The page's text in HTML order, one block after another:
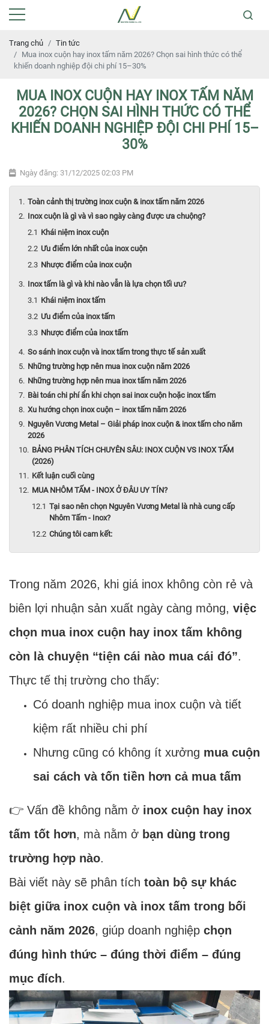
Trang chủ
Tin tức
Mua inox cuộn hay inox tấm năm 2026? Chọn sai hình thức có thể
khiến doanh nghiệp đội chi phí 15–30%
MUA INOX CUỘN HAY INOX TẤM NĂM
2026? CHỌN SAI HÌNH THỨC CÓ THỂ
KHIẾN DOANH NGHIỆP ĐỘI CHI PHÍ 15–
30%
Ngày đăng: 31/12/2025 02:03 PM
Toàn cảnh thị trường inox cuộn & inox tấm năm 2026
Inox cuộn là gì và vì sao ngày càng được ưa chuộng?
Khái niệm inox cuộn
Ưu điểm lớn nhất của inox cuộn
Nhược điểm của inox cuộn
Inox tấm là gì và khi nào vẫn là lựa chọn tối ưu?
Khái niệm inox tấm
Ưu điểm của inox tấm
Nhược điểm của inox tấm
So sánh inox cuộn và inox tấm trong thực tế sản xuất
Những trường hợp nên mua inox cuộn năm 2026
Những trường hợp nên mua inox tấm năm 2026
Bài toán chi phí ẩn khi chọn sai inox cuộn hoặc inox tấm
Xu hướng chọn inox cuộn – inox tấm năm 2026
Nguyên Vương Metal – Giải pháp inox cuộn & inox tấm cho năm
2026
BẢNG PHÂN TÍCH CHUYÊN SÂU: INOX CUỘN VS INOX TẤM
(2026)
Kết luận cuối cùng
MUA NHÔM TẤM - INOX Ở ĐÂU UY TÍN?
Tại sao nên chọn Nguyên Vương Metal là nhà cung cấp
Nhôm Tấm - Inox?
Chúng tôi cam kết:
Trong năm 2026, khi giá inox không còn rẻ và
biên lợi nhuận sản xuất ngày càng mỏng, việc
chọn mua inox cuộn hay inox tấm không
còn là chuyện “tiện cái nào mua cái đó”.
Thực tế thị trường cho thấy:
Có doanh nghiệp mua inox cuộn và tiết
kiệm rất nhiều chi phí
Nhưng cũng có không ít xưởng mua cuộn
sai cách và tốn tiền hơn cả mua tấm
👉 Vấn đề không nằm ở inox cuộn hay inox
tấm tốt hơn, mà nằm ở bạn dùng trong
trường hợp nào.
Bài viết này sẽ phân tích toàn bộ sự khác
biệt giữa inox cuộn và inox tấm trong bối
cảnh năm 2026, giúp doanh nghiệp chọn
đúng hình thức – đúng thời điểm – đúng
mục đích.